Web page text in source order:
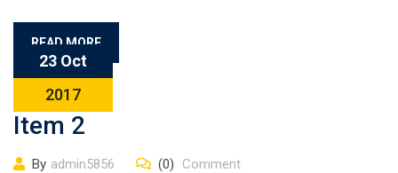
READ MORE
23 Oct
2017
Item 2
By admin5856 (0) Comment